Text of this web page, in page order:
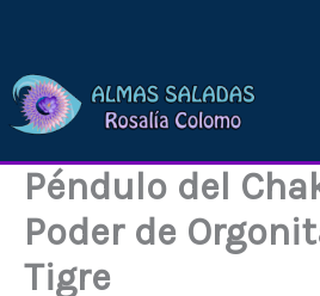
contenido
Péndulo del
Poder de
Tigre